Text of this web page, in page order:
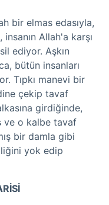
bir elmas edasıyla,
Allah'a karşı
ediyor. Aşkın
bütün insanları
Tıpkı manevi bir
çekip tavaf
girdiğinde,
ve o kalbe tavaf
bir damla gibi
yok edip